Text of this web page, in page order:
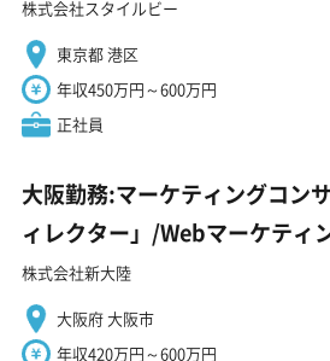
株式会社スタイルビー
東京都 港区
年収450万円～600万円
正社員
大阪勤務:マーケティングコン
ィレクター」/Webマーケティ
株式会社新大陸
大阪府 大阪市
年収420万円～600万円